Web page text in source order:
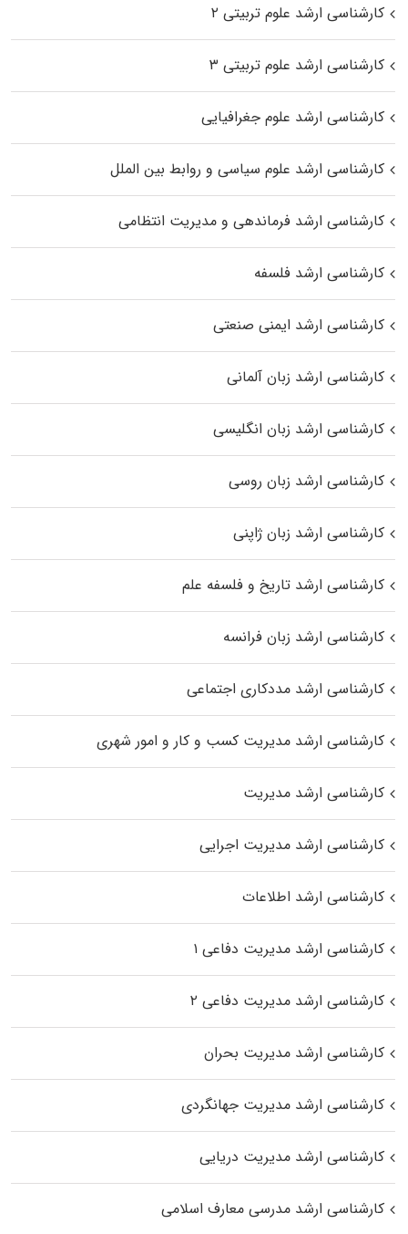
کارشناسی ارشد علوم تربیتی ۲
کارشناسی ارشد علوم تربیتی ۳
کارشناسی ارشد علوم جغرافیایی
کارشناسی ارشد علوم سیاسی و روابط بین الملل
کارشناسی ارشد فرماندهی و مدیریت انتظامی
کارشناسی ارشد فلسفه
کارشناسی ارشد ایمنی صنعتی
کارشناسی ارشد زبان آلمانی
کارشناسی ارشد زبان انگلیسی
کارشناسی ارشد زبان روسی
کارشناسی ارشد زبان ژاپنی
کارشناسی ارشد تاریخ و فلسفه علم
کارشناسی ارشد زبان فرانسه
کارشناسی ارشد مددکاری اجتماعی
کارشناسی ارشد مدیریت کسب و کار و امور شهری
کارشناسی ارشد مدیریت
کارشناسی ارشد مدیریت اجرایی
کارشناسی ارشد اطلاعات
کارشناسی ارشد مدیریت دفاعی ۱
کارشناسی ارشد مدیریت دفاعی ۲
کارشناسی ارشد مدیریت بحران
کارشناسی ارشد مدیریت جهانگردی
کارشناسی ارشد مدیریت دریایی
کارشناسی ارشد مدرسی معارف اسلامی